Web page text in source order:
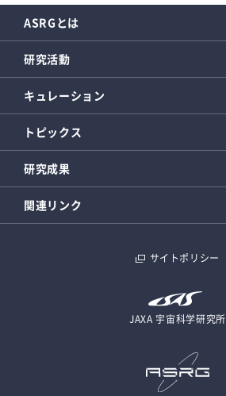
ASRGとは
研究活動
キュレーション
トピックス
研究成果
関連リンク
サイトポリシー
JAXA 宇宙科学研究所